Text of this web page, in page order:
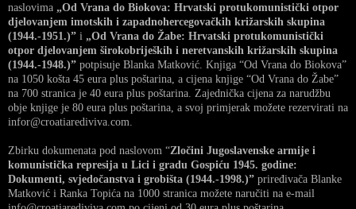
naslovima „Od Vrana do Biokova: Hrvatski protukomunistički otpor
djelovanjem imotskih i zapadnohercegovačkih križarskih skupina
(1944.-1951.)” i „Od Vrana do Žabe: Hrvatski protukomunistički
otpor djelovanjem širokobrijeških i neretvanskih križarskih skupina
(1944.-1948.)” potpisuje Blanka Matković. Knjiga “Od Vrana do Biokova”
na 1050 košta 45 eura plus poštarina, a cijena knjige “Od Vrana do Žabe”
na 700 stranica je 40 eura plus poštarina. Zajednička cijena za narudžbu
obje knjige je 80 eura plus poštarina, a svoj primjerak možete rezervirati na
infor@croatiarediviva.com.
Zbirku dokumenata pod naslovom “Zločini Jugoslavenske armije i
komunistička represija u Lici i gradu Gospiću 1945. godine:
Dokumenti, svjedočanstva i grobišta (1944.-1998.)” priređivača Blanke
Matković i Ranka Topića na 1000 stranica možete naručiti na e-mail